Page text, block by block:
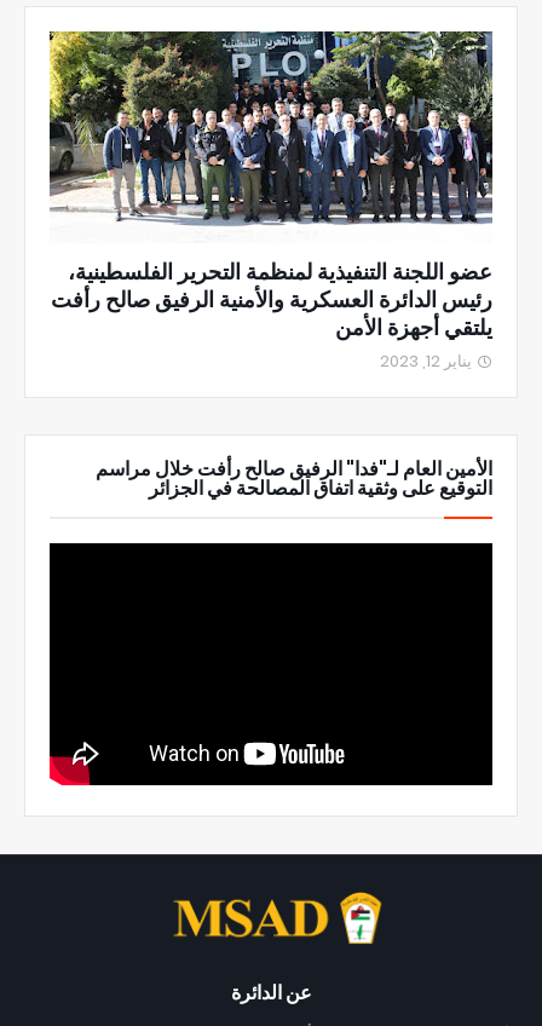
عضو اللجنة التنفيذية لمنظمة التحرير الفلسطينية،
رئيس الدائرة العسكرية والأمنية الرفيق صالح رأفت
يلتقي أجهزة الأمن
يناير 12, 2023
الأمين العام لـ"فدا" الرفيق صالح رأفت خلال مراسم
التوقيع على وثقية اتفاق المصالحة في الجزائر
عن الدائرة